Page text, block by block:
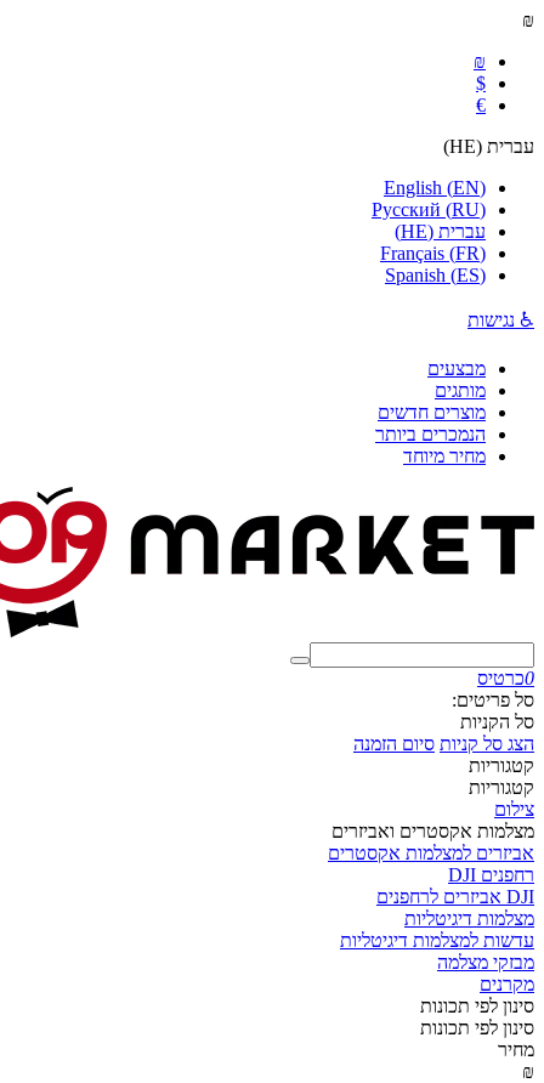
₪
₪
$
€
עברית (
HE
)
English (EN)
Русский (RU)
עברית (
HE
)
Français (FR)
Spanish (ES)
♿ נגישות
מבצעים
מותגים
מוצרים חדשים
הנמכרים ביותר
מחיר מיוחד
0כרטיס
סל פריטים:
סל הקניות
הצג סל קניות סיום הזמנה
קטגוריות
קטגוריות
צילום
מצלמות אקסטרים ואביזרים
אביזרים למצלמות אקסטרים
רחפנים DJI
DJI אביזרים לרחפנים
מצלמות דיגיטליות
עדשות למצלמות דיגיטליות
מבזקי מצלמה
מקרנים
סינון לפי תכונות
סינון לפי תכונות
מחיר
₪